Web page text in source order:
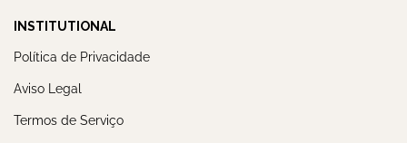
INSTITUTIONAL
Política de Privacidade
Aviso Legal
Termos de Serviço